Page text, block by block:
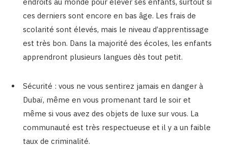
ces derniers sont encore en bas âge. Les frais de
scolarité sont élevés, mais le niveau d’apprentissage
est très bon. Dans la majorité des écoles, les enfants
apprendront plusieurs langues dès tout petit.
Sécurité : vous ne vous sentirez jamais en danger à
Dubaï, même en vous promenant tard le soir et
même si vous avez des objets de luxe sur vous. La
communauté est très respectueuse et il y a un faible
taux de criminalité.